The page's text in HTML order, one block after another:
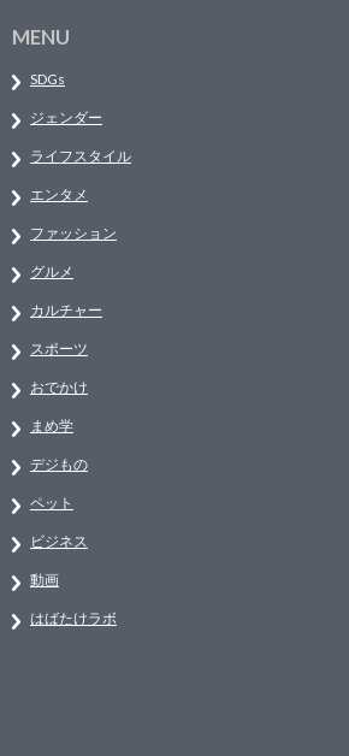
MENU
SDGs
ジェンダー
ライフスタイル
エンタメ
ファッション
グルメ
カルチャー
スポーツ
おでかけ
まめ学
デジもの
ペット
ビジネス
動画
はばたけラボ